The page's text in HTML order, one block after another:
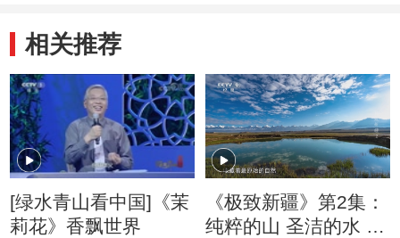
相关推荐
[绿水青山看中国]《茉
莉花》香飘世界
《极致新疆》第2集：
纯粹的山 圣洁的水 养